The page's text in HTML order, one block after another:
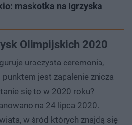
maskotka na Igrzyska
Olimpijskich 2020
uroczysta ceremonia,
jest zapalenie znicza
się to w 2020 roku?
na 24 lipca 2020.
w śród których znajdą się